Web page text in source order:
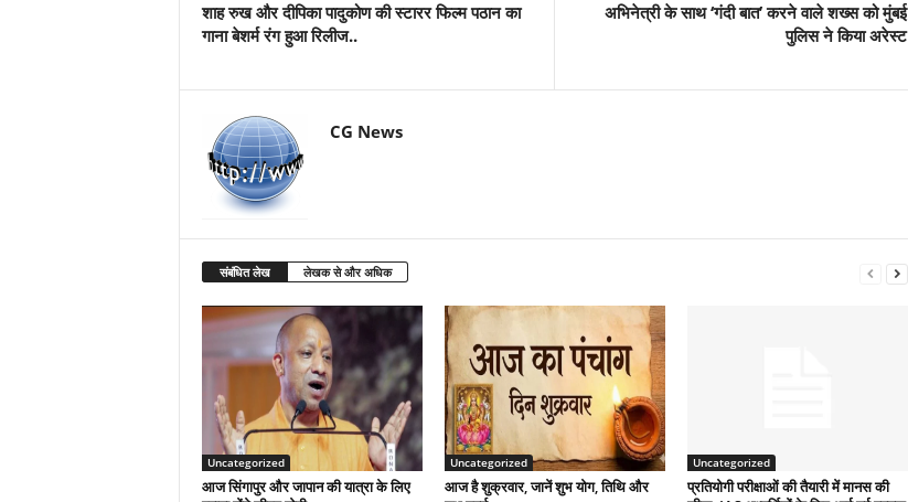
शाह रुख और दीपिका पादुकोण की स्टारर फिल्म पठान का
गाना बेशर्म रंग हुआ रिलीज..
अभिनेत्री के साथ ‘गंदी बात’ करने वाले शख्स को मुंबई
पुलिस ने किया अरेस्ट
CG News
संबंधित लेख लेखक से और अधिक
Uncategorized
आज सिंगापुर और जापान की यात्रा के लिए
Uncategorized
आज है शुक्रवार, जानें शुभ योग, तिथि और
Uncategorized
प्रतियोगी परीक्षाओं की तैयारी में मानस की